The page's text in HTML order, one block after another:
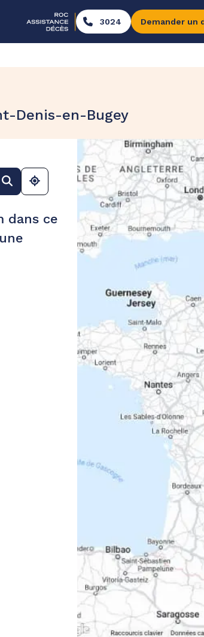
3024 Demander un
Denis-en-Bugey
dans ce